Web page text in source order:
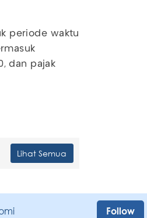
periode waktu
dan pajak
Lihat Semua
Follow